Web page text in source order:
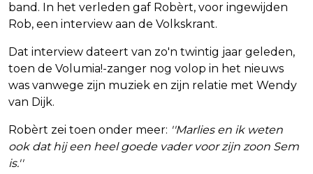
band. In het verleden gaf Robèrt, voor ingewijden
Rob, een interview aan de Volkskrant.
Dat interview dateert van zo'n twintig jaar geleden,
toen de Volumia!-zanger nog volop in het nieuws
was vanwege zijn muziek en zijn relatie met Wendy
van Dijk.
Robèrt zei toen onder meer: ''Marlies en ik weten
ook dat hij een heel goede vader voor zijn zoon Sem
is.''